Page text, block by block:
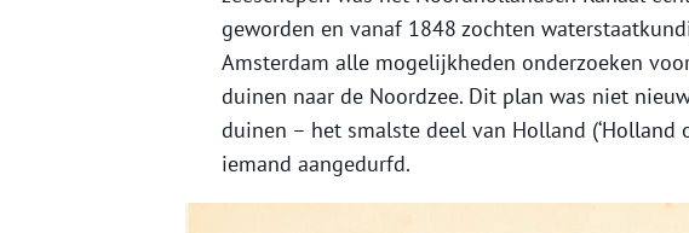
geworden en vanaf 1848 zochten
Amsterdam alle mogelijkheden onderzoeken
duinen naar de Noordzee. Dit plan was niet
duinen – het smalste deel van Holland (‘Holland
iemand aangedurfd.